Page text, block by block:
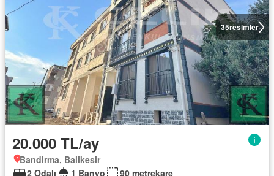
35resimler
20.000 TL/ay
Bandirma, Balikesir
2 Odalı
1 Banyo
90 metrekare